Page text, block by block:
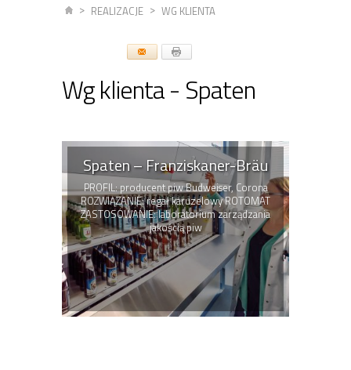
REALIZACJE WG KLIENTA
Wg klienta - Spaten
Spaten – Franziskaner-Bräu
PROFIL: producent piw Budweiser, Corona
ROZWIĄZANIE: regał karuzelowy ROTOMAT
ZASTOSOWANIE: laboratorium zarządzania
jakością piw